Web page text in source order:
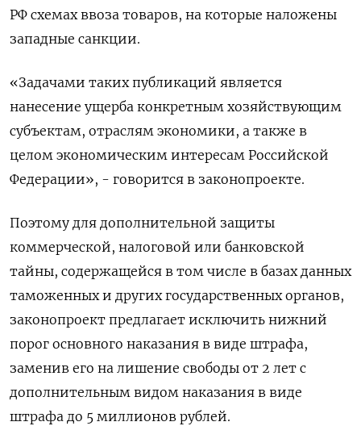
РФ схемах ввоза товаров, на которые наложены
западные санкции.
«Задачами таких публикаций является
нанесение ущерба конкретным хозяйствующим
субъектам, отраслям экономики, а также в
целом экономическим интересам Российской
Федерации», - говорится в законопроекте.
Поэтому для дополнительной защиты
коммерческой, налоговой или банковской
тайны, содержащейся в том числе в базах данных
таможенных и других государственных органов,
законопроект предлагает исключить нижний
порог основного наказания в виде штрафа,
заменив его на лишение свободы от 2 лет с
дополнительным видом наказания в виде
штрафа до 5 миллионов рублей.